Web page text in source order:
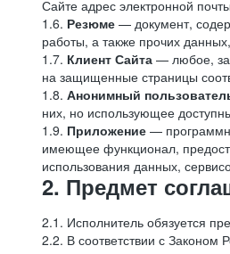
Сайте адрес электронной
1.6. Резюме — документ,
работы, а также прочих
1.7. Клиент Сайта — любое,
на защищенные страницы
1.8. Анонимный
них, но использующее
1.9. Приложение —
имеющее функционал,
использования данных,
2. Предмет
2.1. Исполнитель обязуется
2.2. В соответствии с Законом